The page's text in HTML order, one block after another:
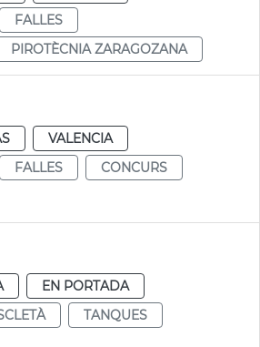
FALLES
PIROTÈCNIA ZARAGOZANA
VALENCIA
FALLES
CONCURS
EN PORTADA
TANQUES